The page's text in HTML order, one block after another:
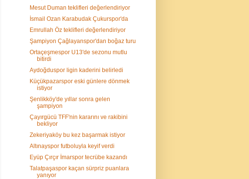
Mesut Duman teklifleri değerlendiriyor
İsmail Ozan Karabudak Çukurspor'da
Emrullah Öz teklifleri değerlendiriyor
Şampiyon Çağlayanspor'dan boğaz turu
Ortaçeşmespor U13'de sezonu mutlu
bitirdi
Aydoğduspor ligin kaderini belirledi
Küçükpazarspor eski günlere dönmek
istiyor
Şenlikköy'de yıllar sonra gelen
şampiyon
Çayırgücü TFF'nin kararını ve rakibini
bekliyor
Zekeriyaköy bu kez başarmak istiyor
Altınayspor futboluyla keyif verdi
Eyüp Çırçır İmarspor tecrübe kazandı
Talatpaşaspor kaçan sürpriz puanlara
yanıyor